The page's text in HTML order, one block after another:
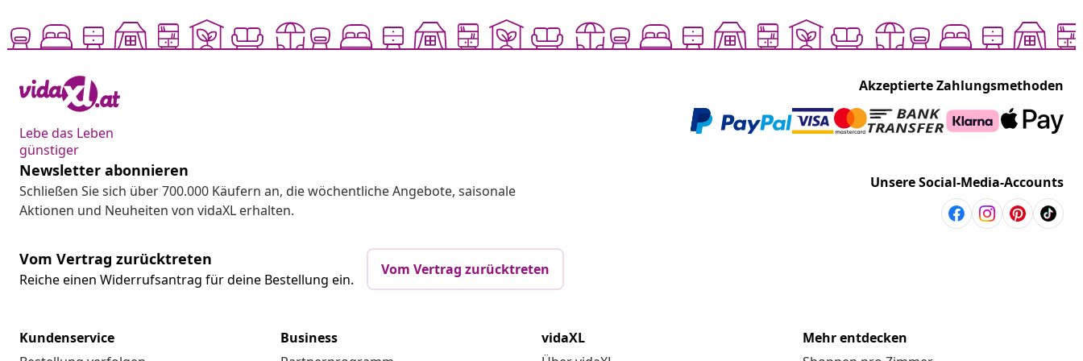
Lebe das Leben
günstiger
Akzeptierte Zahlungsmethoden
Newsletter abonnieren
Schließen Sie sich über 700.000 Käufern an, die wöchentliche Angebote, saisonale
Aktionen und Neuheiten von vidaXL erhalten.
Unsere Social-Media-Accounts
Vom Vertrag zurücktreten
Reiche einen Widerrufsantrag für deine Bestellung ein.
Vom Vertrag zurücktreten
Kundenservice
Business
vidaXL
Mehr entdecken